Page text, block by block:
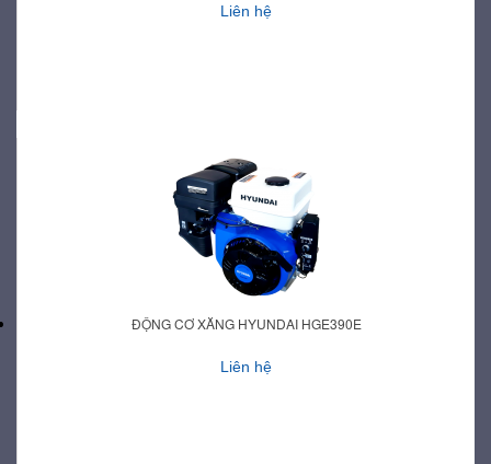
Liên hệ
ĐỘNG CƠ XĂNG HYUNDAI HGE390E
Liên hệ